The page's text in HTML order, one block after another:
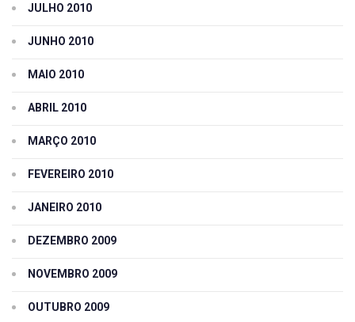
JULHO 2010
JUNHO 2010
MAIO 2010
ABRIL 2010
MARÇO 2010
FEVEREIRO 2010
JANEIRO 2010
DEZEMBRO 2009
NOVEMBRO 2009
OUTUBRO 2009